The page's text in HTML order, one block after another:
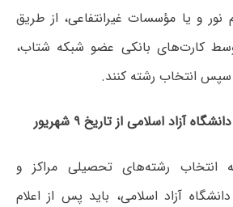
نور و یا مؤسسات غیرانتفاعی، از طریق
کارت‌های بانکی عضو شبکه شتاب،
سپس انتخاب رشته کنند.
آزاد اسلامی از تاریخ ۹ شهریور
انتخاب رشته‌های تحصیلی مراکز و
آزاد اسلامی، باید پس از اعلام